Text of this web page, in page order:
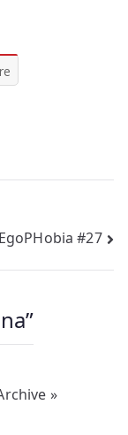
EgoPHobia #27
”
»